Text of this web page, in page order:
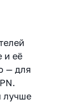
и её
— для
лучше